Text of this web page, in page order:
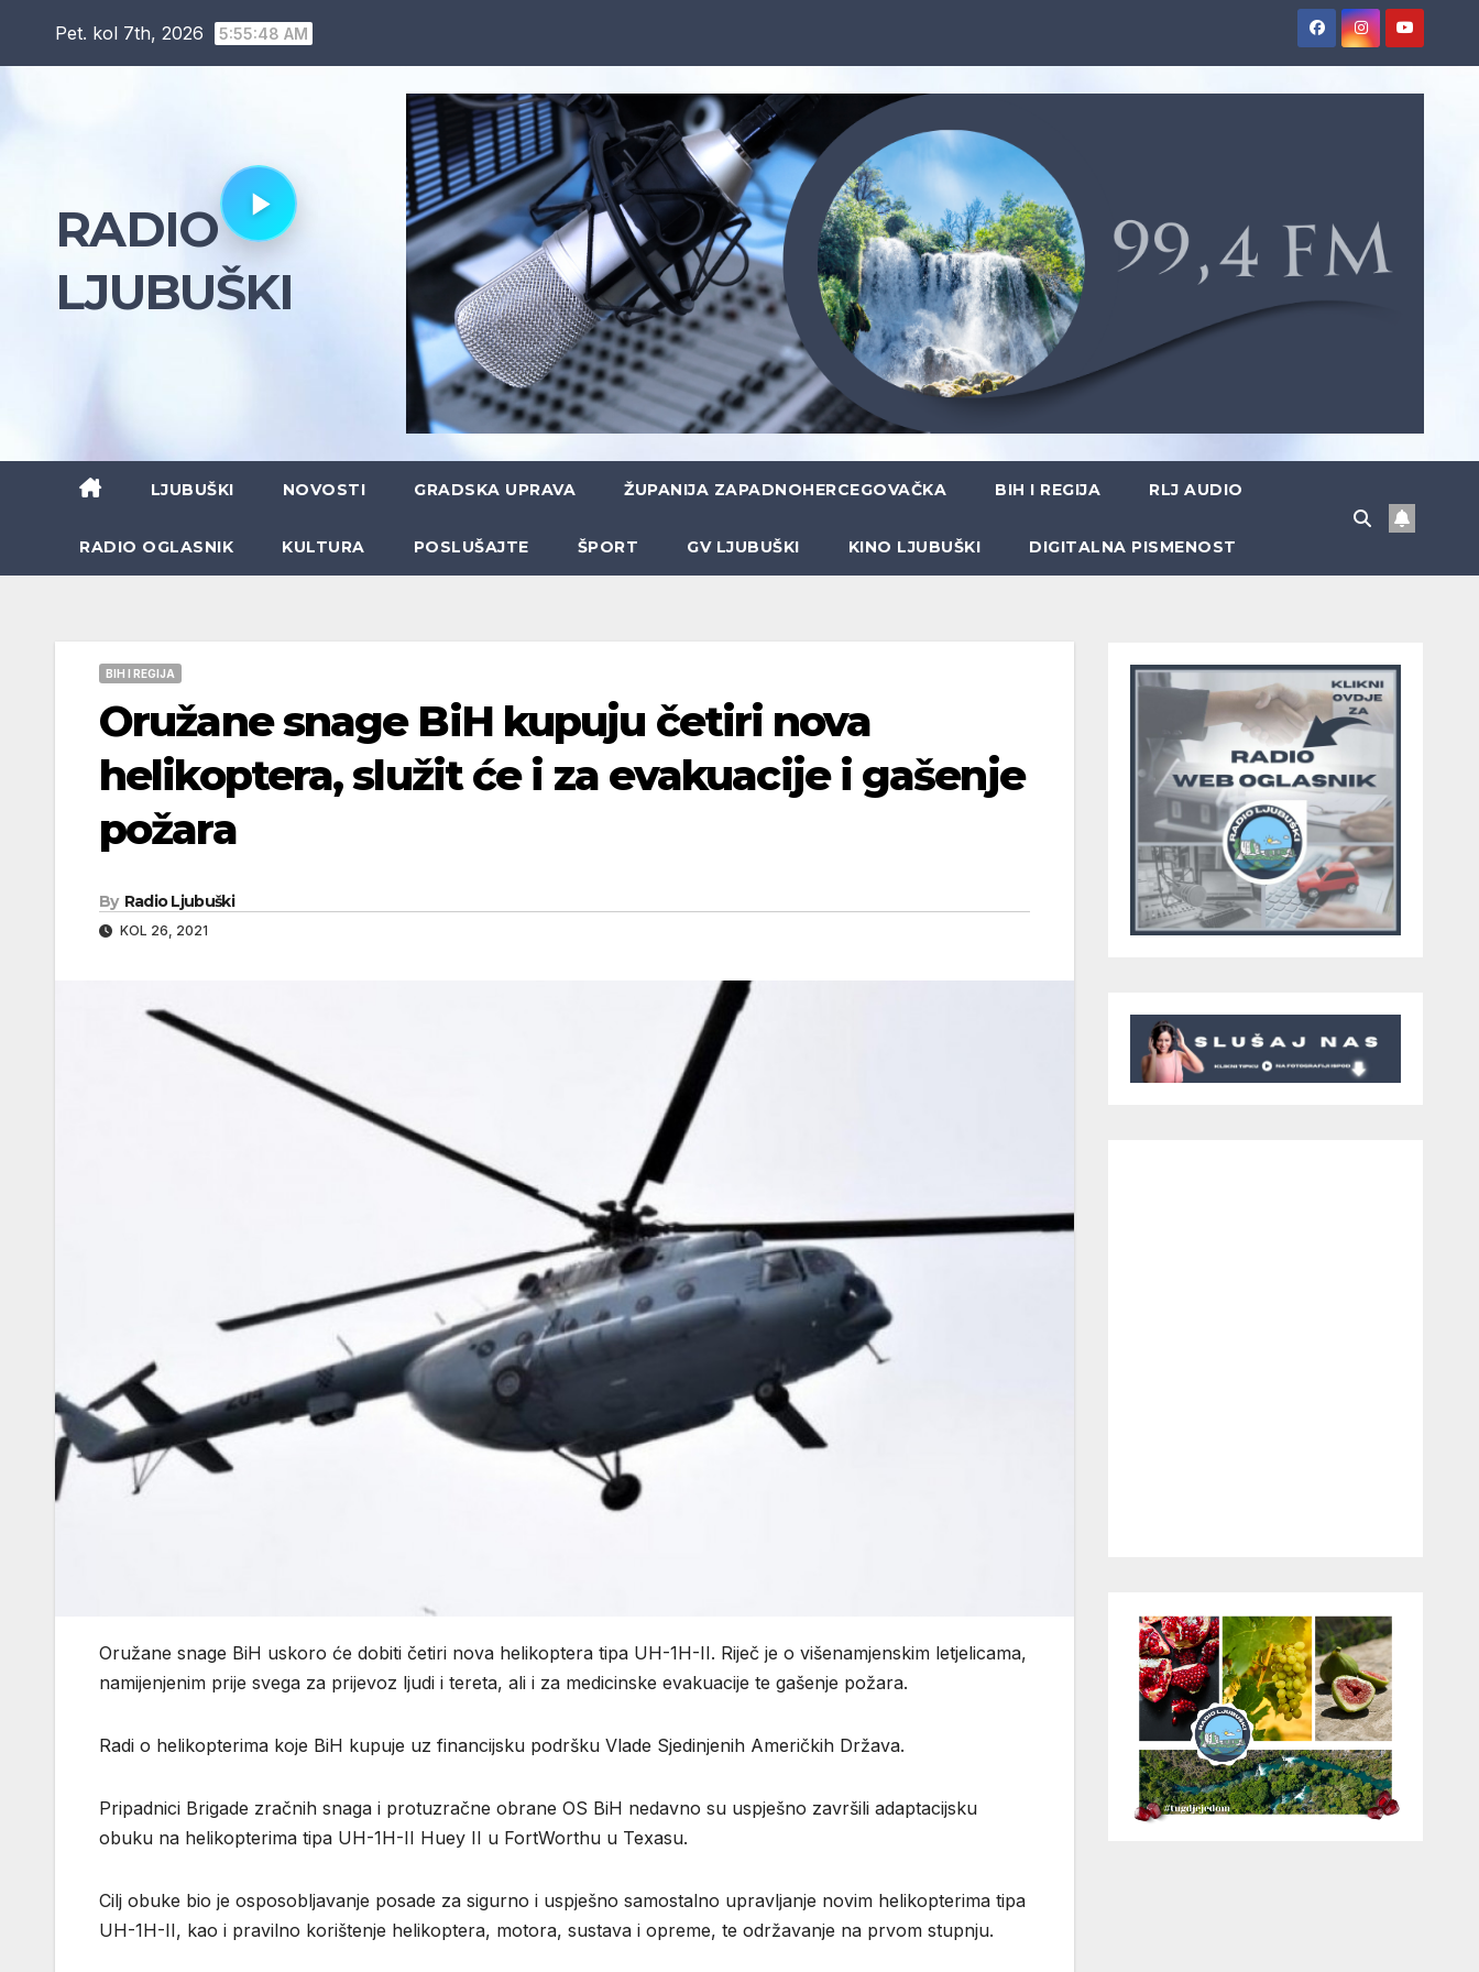
Pet. kol 7th, 2026 5:55:48 AM
RADIO
LJUBUŠKI
LJUBUŠKI NOVOSTI GRADSKA UPRAVA ŽUPANIJA ZAPADNOHERCEGOVAČKA BIH I REGIJA RLJ AUDIO
RADIO OGLASNIK KULTURA POSLUŠAJTE ŠPORT GV LJUBUŠKI KINO LJUBUŠKI DIGITALNA PISMENOST
BIH I REGIJA
Oružane snage BiH kupuju četiri nova
helikoptera, služit će i za evakuacije i gašenje
požara
By Radio Ljubuški
KOL 26, 2021
Oružane snage BiH uskoro će dobiti četiri nova helikoptera tipa UH-1H-II. Riječ je o višenamjenskim letjelicama,
namijenjenim prije svega za prijevoz ljudi i tereta, ali i za medicinske evakuacije te gašenje požara.
Radi o helikopterima koje BiH kupuje uz financijsku podršku Vlade Sjedinjenih Američkih Država.
Pripadnici Brigade zračnih snaga i protuzračne obrane OS BiH nedavno su uspješno završili adaptacijsku
obuku na helikopterima tipa UH-1H-II Huey II u FortWorthu u Texasu.
Cilj obuke bio je osposobljavanje posade za sigurno i uspješno samostalno upravljanje novim helikopterima tipa
UH-1H-II, kao i pravilno korištenje helikoptera, motora, sustava i opreme, te održavanje na prvom stupnju.